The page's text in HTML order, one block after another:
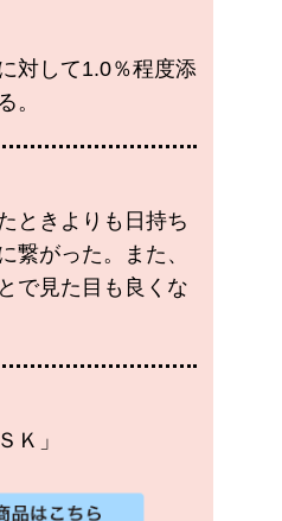
対して1.0％程度添
。
ときよりも日持ち
繋がった。また、
で見た目も良くな
Ｋ」